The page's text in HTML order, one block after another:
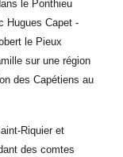
le Ponthieu
Hugues Capet -
le Pieux
sur une région
des Capétiens au
Riquier et
des comtes